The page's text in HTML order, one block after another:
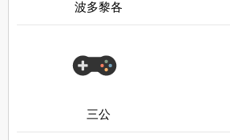
波多黎各
三公